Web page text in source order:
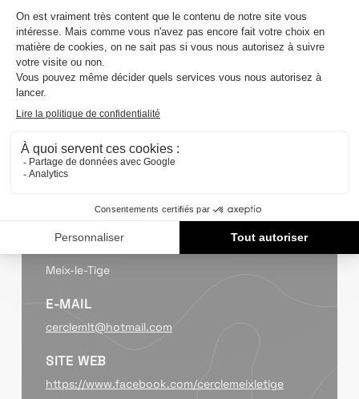
DÉTAILS
24/07/2026
Nocturne
Meix-le-Tige
E-MAIL
cerclemlt@hotmail.com
SITE WEB
https://www.facebook.com/cerclemeixletige